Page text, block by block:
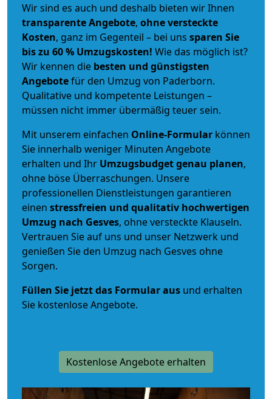
Wir sind es auch und deshalb bieten wir Ihnen
transparente Angebote, ohne versteckte
Kosten, ganz im Gegenteil – bei uns sparen Sie
bis zu 60 % Umzugskosten! Wie das möglich ist?
Wir kennen die besten und günstigsten
Angebotefür den Umzug von Paderborn.
Qualitative und kompetente Leistungen –
müssen nicht immer übermäßig teuer sein.
Mit unserem einfachen Online-Formular können
Sie innerhalb weniger Minuten Angebote
erhalten und Ihr Umzugsbudgetgenau planen,
ohne böse Überraschungen. Unsere
professionellen Dienstleistungen garantieren
einen stressfreien und qualitativ hochwertigen
Umzug nach Gesves, ohne versteckte Klauseln.
Vertrauen Sie auf uns und unser Netzwerk und
genießen Sie den Umzug nach Gesves ohne
Sorgen.
Füllen Sie jetzt das Formular aus und erhalten
Sie kostenlose Angebote.
Kostenlose Angebote erhalten